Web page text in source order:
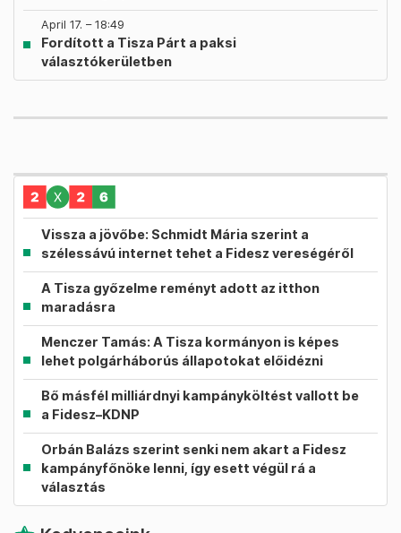
April 17. – 18:49
Fordított a Tisza Párt a paksi
választókerületben
Vissza a jövőbe: Schmidt Mária szerint a
szélessávú internet tehet a Fidesz vereségéről
A Tisza győzelme reményt adott az itthon
maradásra
Menczer Tamás: A Tisza kormányon is képes
lehet polgárháborús állapotokat előidézni
Bő másfél milliárdnyi kampányköltést vallott be
a Fidesz–KDNP
Orbán Balázs szerint senki nem akart a Fidesz
kampányfőnöke lenni, így esett végül rá a
választás